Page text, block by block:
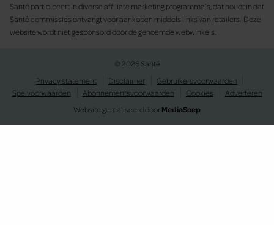
Santé participeert in diverse affiliate marketing programma’s, dat houdt in dat
Santé commissies ontvangt voor aankopen middels links van retailers. Deze
website wordt niet gesponsord door de genoemde webwinkels.
© 2026 Santé
Privacy statement
Disclaimer
Gebruikersvoorwaarden
Spelvoorwaarden
Abonnementsvoorwaarden Cookies
Adverteren
Website gerealiseerd doorMediaSoep